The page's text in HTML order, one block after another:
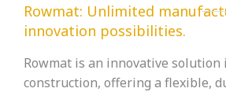
Rowmat: Unlimited
innovation possibilities.
Rowmat is an innovative
construction, offering a flexible,